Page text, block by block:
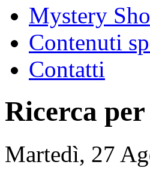
Mystery
Contenuti
Contatti
Ricerca
Martedì, 27